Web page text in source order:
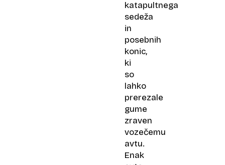
katapultnega
sedeža
in
posebnih
konic,
ki
so
lahko
prerezale
gume
zraven
vozečemu
avtu.
Enak